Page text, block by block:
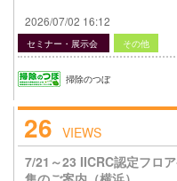
2026/07/02 16:12
セミナー・展示会 その他
掃除のつぼ
26 VIEWS
7/21～23 IICRC認定フロ